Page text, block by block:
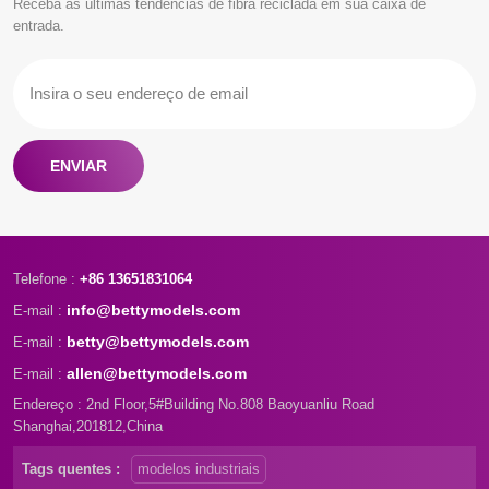
Receba as últimas tendências de fibra reciclada em sua caixa de
entrada.
ENVIAR
Telefone : +86 13651831064
E-mail : info@bettymodels.com
E-mail : betty@bettymodels.com
E-mail : allen@bettymodels.com
Endereço : 2nd Floor,5#Building No.808 Baoyuanliu Road
Shanghai,201812,China
Tags quentes : modelos industriais